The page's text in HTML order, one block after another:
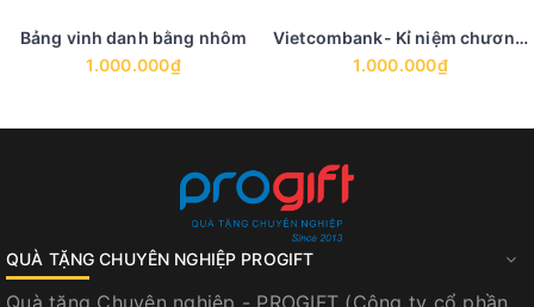
Bảng vinh danh bằng nhôm
1.000.000₫
Vietcombank- Kỉ niệm chương, biểu trưng pha lê
1.000.000₫
QUÀ TẶNG CHUYÊN NGHIỆP PROGIFT